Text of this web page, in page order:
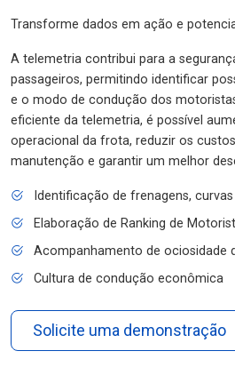
Transforme dados em ação e
A telemetria contribui para a
passageiros, permitindo identificar
e o modo de condução dos
eficiente da telemetria, é possível
operacional da frota, reduzir os
manutenção e garantir um melhor
Identificação de frenagens,
Elaboração de Ranking de
Acompanhamento de ociosidade
Cultura de condução econômica
Solicite uma demonstração